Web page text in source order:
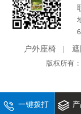
户外座椅
版权所有
一键拨打